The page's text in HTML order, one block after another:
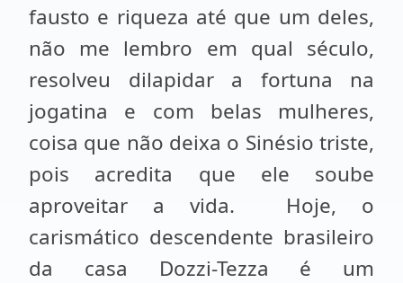
fausto e riqueza até que um deles,
não me lembro em qual século,
resolveu dilapidar a fortuna na
jogatina e com belas mulheres,
coisa que não deixa o Sinésio triste,
pois acredita que ele soube
aproveitar a vida. Hoje, o
carismático descendente brasileiro
da casa Dozzi-Tezza é um